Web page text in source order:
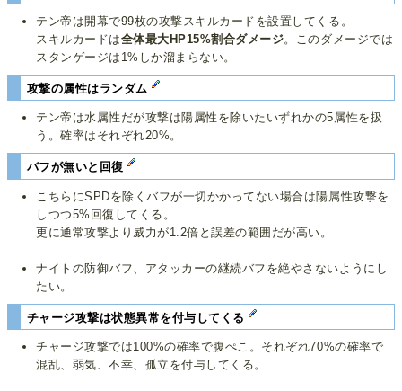
テン帝は開幕で99枚の攻撃スキルカードを設置してくる。
スキルカードは全体最大HP15%割合ダメージ。このダメージでは
スタンゲージは1%しか溜まらない。
攻撃の属性はランダム
テン帝は水属性だが攻撃は陽属性を除いたいずれかの5属性を扱
う。確率はそれぞれ20%。
バフが無いと回復
こちらにSPDを除くバフが一切かかってない場合は陽属性攻撃を
しつつ5%回復してくる。
更に通常攻撃より威力が1.2倍と誤差の範囲だが高い。
ナイトの防御バフ、アタッカーの継続バフを絶やさないようにし
たい。
チャージ攻撃は状態異常を付与してくる
チャージ攻撃では100%の確率で腹ぺこ。それぞれ70%の確率で
混乱、弱気、不幸、孤立を付与してくる。